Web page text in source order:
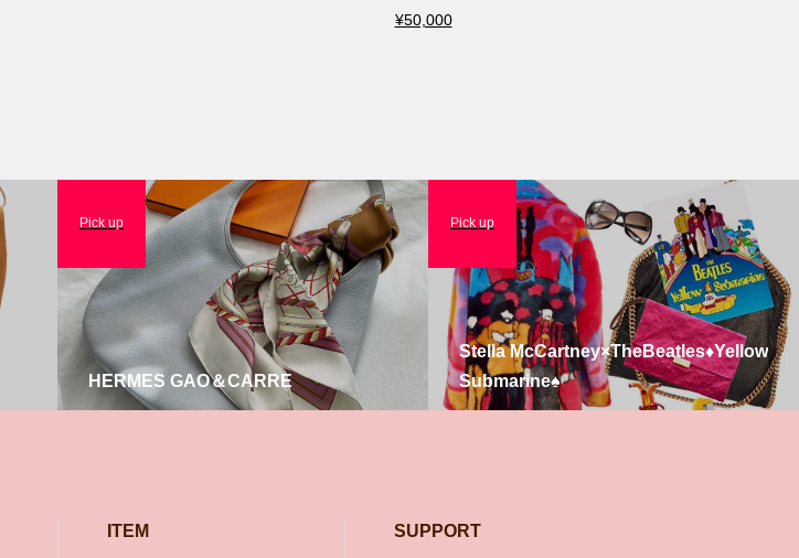
¥50,000
HERMES GAO＆CARRE
Pick up
Stella McCartney×TheBeatles♦️Yellow
Submarine♠️
Pick up
ITEM SUPPORT